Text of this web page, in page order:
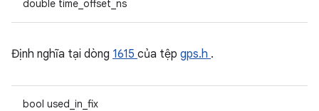
double time_offset_ns
Định nghĩa tại dòng 1615 của tệp gps.h .
bool used_in_fix